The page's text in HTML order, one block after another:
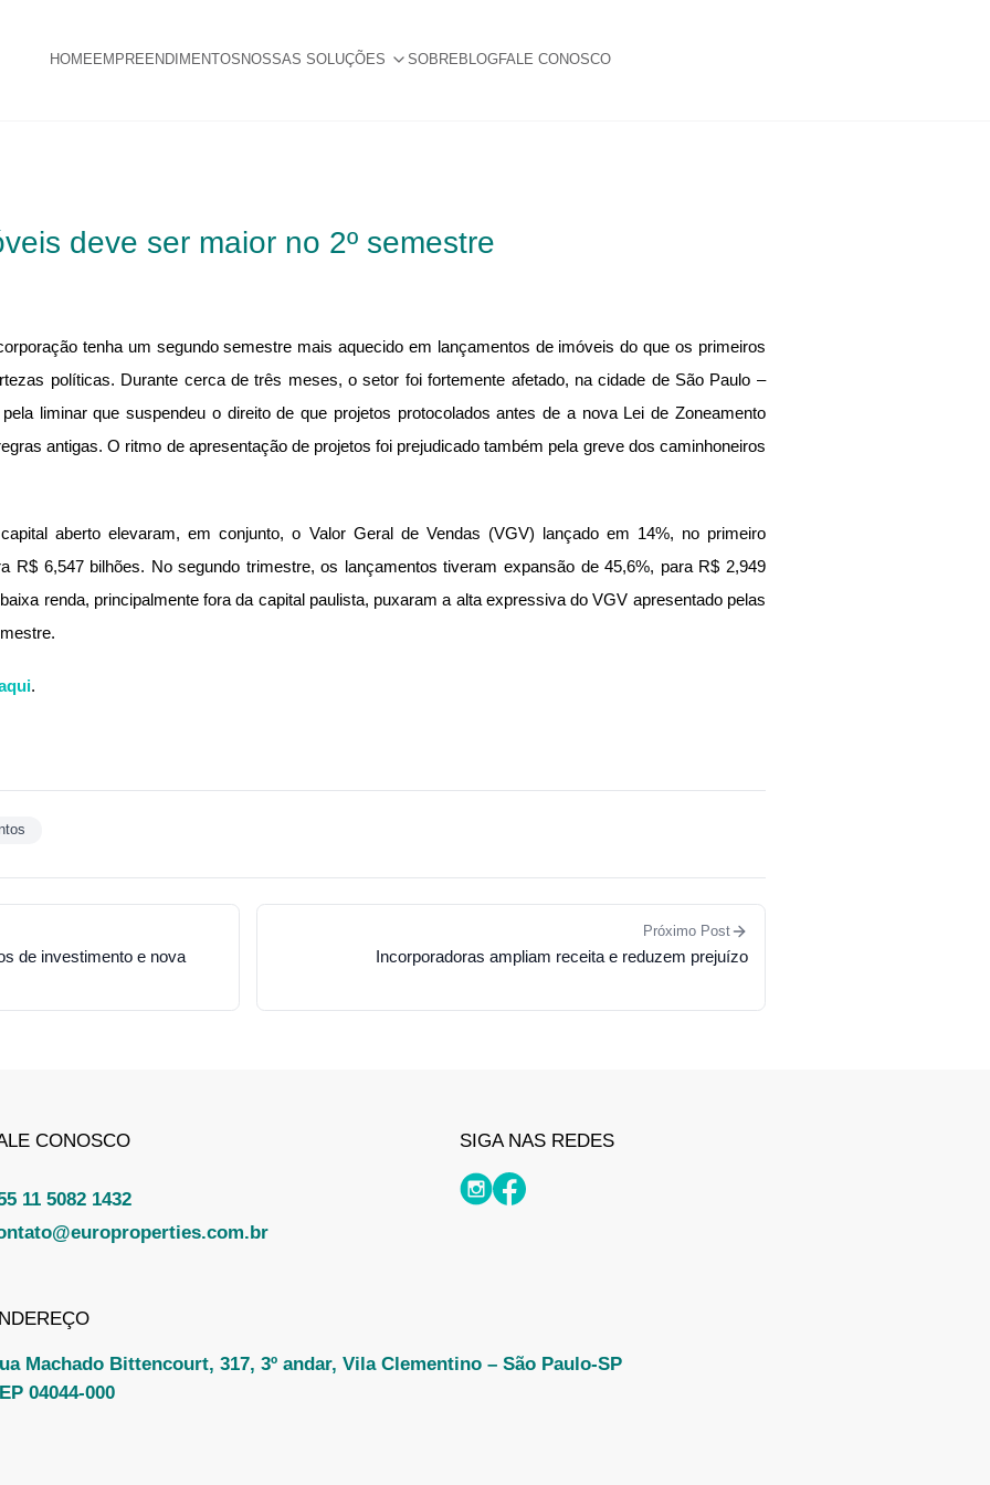
HOME EMPREENDIMENTOS NOSSAS SOLUÇÕES SOBRE BLOG FALE CONOSCO
deve ser maior no 2º semestre
tenha um segundo semestre mais aquecido em lançamentos de imóveis do que os primeiros
políticas. Durante cerca de três meses, o setor foi fortemente afetado, na cidade de São Paulo –
liminar que suspendeu o direito de que projetos protocolados antes de a nova Lei de Zoneamento
antigas. O ritmo de apresentação de projetos foi prejudicado também pela greve dos caminhoneiros
aberto elevaram, em conjunto, o Valor Geral de Vendas (VGV) lançado em 14%, no primeiro
R$ 6,547 bilhões. No segundo trimestre, os lançamentos tiveram expansão de 45,6%, para R$ 2,949
renda, principalmente fora da capital paulista, puxaram a alta expressiva do VGV apresentado pelas
.
de investimento e nova
Próximo Post
Incorporadoras ampliam receita e reduzem prejuízo
CONOSCO
11 5082 1432
Machado Bittencourt, 317, 3º andar, Vila Clementino – São Paulo-SP
04044-000
SIGA NAS REDES